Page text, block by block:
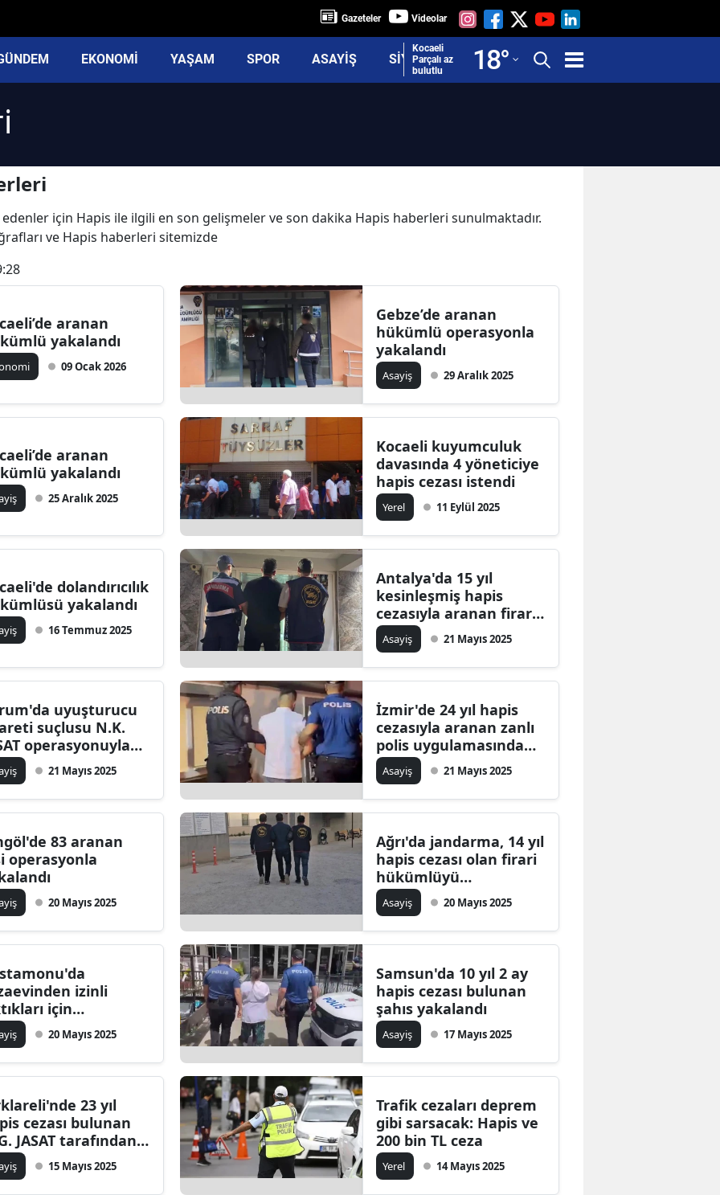
Gazeteler Videolar
EKONOMİ YAŞAM SPOR ASAYİŞ SİYASET
Kocaeli
Parçalı az
bulutlu
18°
Adana
Adıyaman
Ankara
Aydın
Balıkesir
Bilecik
Bitlis
Bolu
Burdur
Çanakkale
Çankırı
Çorum
Diyarbakır
Edirne
Elazığ
Erzurum
Eskişehir
Gaziantep
Gümüşhane
Hakkari
Hatay
Mersin
İstanbul
İzmir
için Hapis ile ilgili en son gelişmeler ve son dakika Hapis haberleri sunulmaktadır.
ve Hapis haberleri sitemizde
aranan
yakalandı
09 Ocak 2026
Gebze’de aranan
hükümlü operasyonla
yakalandı
Asayiş 29 Aralık 2025
aranan
yakalandı
25 Aralık 2025
Kocaeli kuyumculuk
davasında 4 yöneticiye
hapis cezası istendi
Yerel 11 Eylül 2025
dolandırıcılık
yakalandı
16 Temmuz 2025
Antalya'da 15 yıl
kesinleşmiş hapis
cezasıyla aranan firari,
Jasat'tan kaçamadı
Asayiş 21 Mayıs 2025
uyuşturucu
suçlusu N.K.
operasyonuyla
21 Mayıs 2025
İzmir'de 24 yıl hapis
cezasıyla aranan zanlı
polis uygulamasında
yakalandı
Asayiş 21 Mayıs 2025
83 aranan
operasyonla
20 Mayıs 2025
Ağrı'da jandarma, 14 yıl
hapis cezası olan firari
hükümlüyü
teknolojiyle yakaladı
Asayiş 20 Mayıs 2025
izinli
için
Hangi
20 Mayıs 2025
Samsun'da 10 yıl 2 ay
hapis cezası bulunan
şahıs yakalandı
Asayiş 17 Mayıs 2025
23 yıl
cezası bulunan
JASAT tarafından
15 Mayıs 2025
Trafik cezaları deprem
gibi sarsacak: Hapis ve
200 bin TL ceza
Yerel 14 Mayıs 2025